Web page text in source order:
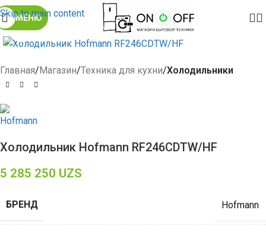
Skip to main content
МЕНЮ
Click to enlarge
Главная Магазин Техника для кухни Холодильники
Холодильник Hofmann RF246CDTW/HF
5 285 250 UZS
БРЕНД Hofmann